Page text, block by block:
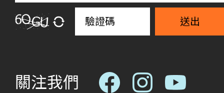
送出
關注我們